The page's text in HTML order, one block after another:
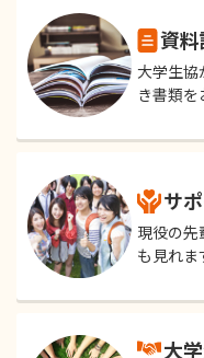
資
大学生協
き書類を
サ
現役の
も見れま
大